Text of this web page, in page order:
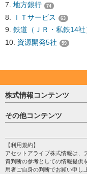
地方銀行 74
ＩＴサービス 63
鉄道（ＪＲ・私鉄14社
資源開発5社 59
株式情報コンテンツ
日経平均
売買シグナル
注目銘柄
株テーマ情報
海外市況
投資カレンダー
その他コンテンツ
個人情報保護方針
プライバシーポリシー
会社案内
【利用規約】
アセットアライブ株式情報は、
資判断の参考としての情報提供
用者ご自身の判断でお願い申し